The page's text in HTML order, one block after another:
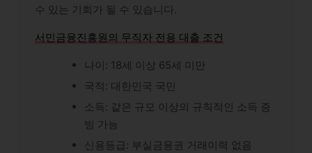
수 있는 기회가 될 수 있습니다.
서민금융진흥원의 무직자 전용 대출 조건
나이: 18세 이상 65세 미만
국적: 대한민국 국민
소득: 같은 규모 이상의 규칙적인 소득 증
빙 가능
신용등급: 부실금융권 거래이력 없음